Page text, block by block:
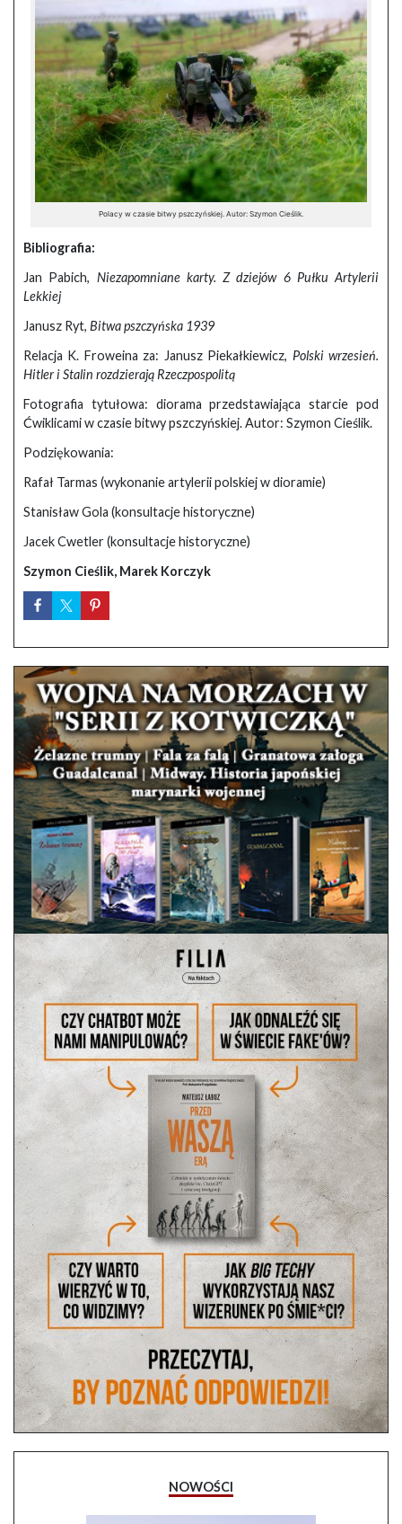
Polacy w czasie bitwy pszczyńskiej. Autor: Szymon Cieślik.
Bibliografia:
Jan Pabich, Niezapomniane karty. Z dziejów 6 Pułku Artylerii
Lekkiej
Janusz Ryt, Bitwa pszczyńska 1939
Relacja K. Froweina za: Janusz Piekałkiewicz, Polski wrzesień.
Hitler i Stalin rozdzierają Rzeczpospolitą
Fotografia tytułowa: diorama przedstawiająca starcie pod
Ćwiklicami w czasie bitwy pszczyńskiej. Autor: Szymon Cieślik.
Podziękowania:
Rafał Tarmas (wykonanie artylerii polskiej w dioramie)
Stanisław Gola (konsultacje historyczne)
Jacek Cwetler (konsultacje historyczne)
Szymon Cieślik, Marek Korczyk
NOWOŚCI